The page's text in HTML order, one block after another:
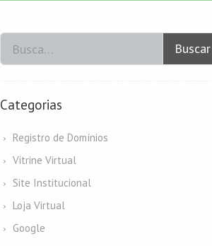
Buscar
Categorias
Registro de Domínios
Vitrine Virtual
Site Institucional
Loja Virtual
Google